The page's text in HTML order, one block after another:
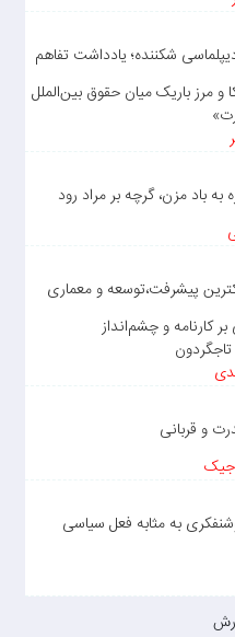
شکننده؛ یادداشت تفاهم
و مرز باریک میان حقوق بین‌الملل
به باد مزن، گرچه بر مراد رود
پیشرفت،توسعه و معماری
بر کارنامه و چشم‌انداز
و قربانی
به مثابه فعل سیاسی